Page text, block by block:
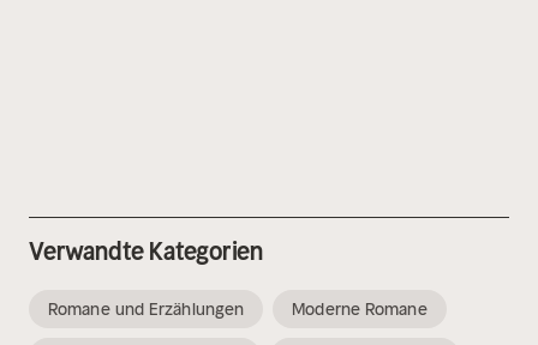
Verwandte Kategorien
Romane und Erzählungen Moderne Romane